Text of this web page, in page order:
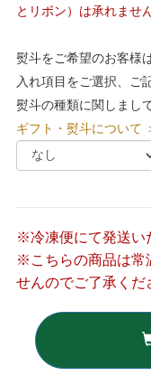
とリボン）は承れません
熨斗をご希望のお客様
入れ項目をご選択、ご
熨斗の種類に関しまし
ギフト・熨斗について
※冷凍便にて発送い
※こちらの商品は常
せんのでご了承くだ